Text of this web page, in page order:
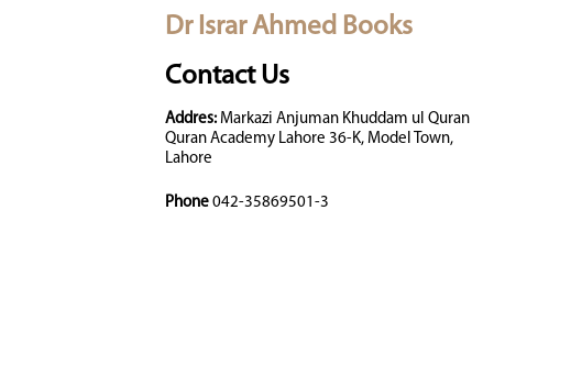
Dr Israr Ahmed Books
Contact Us
Addres:Markazi Anjuman Khuddam ul Quran
Quran Academy Lahore 36-K, Model Town,
Lahore
Phone 042-35869501-3